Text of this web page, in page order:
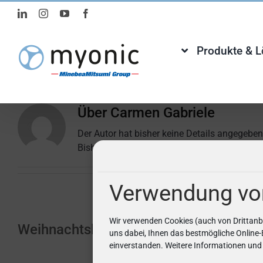
Verwendung
Wir verwenden Cookies (auch von
uns dabei, Ihnen das bestmögliche
einverstanden. Weitere Informationen
Zum
Inhalt
LinkedInInstagramYouTube
Produkte &
Über Carmen Gabriele
Der Autor hat bisher keine Details
Bisher hat Carmen Gabriele, 3 Blog Beiträge
Weihnachtskarten-Malaktion 2023